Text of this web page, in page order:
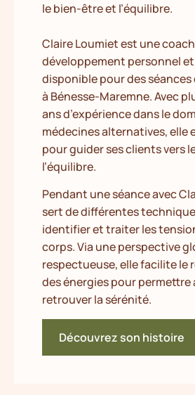
le bien-être et l’équilibre.
Claire Loumiet est une
développement personnel
disponible pour des
à Bénesse-Maremne. Avec
ans d’expérience dans le
médecines alternatives, elle
pour guider ses clients vers
l’équilibre.
Pendant une séance avec
sert de différentes
identifier et traiter les
corps. Via une perspective
respectueuse, elle facilite le
des énergies pour permettre
retrouver la sérénité.
Découvrez son histoire